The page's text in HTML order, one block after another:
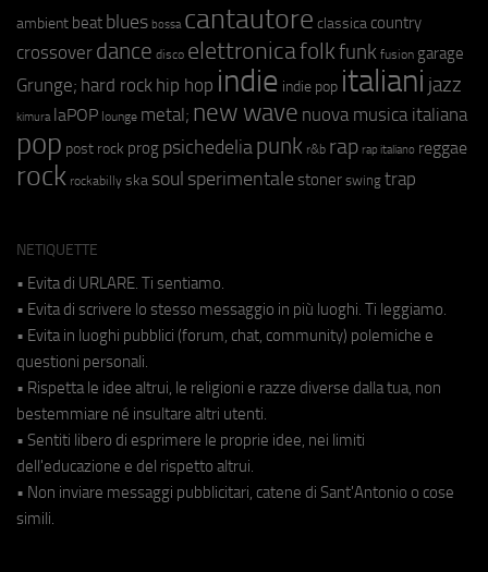
ambient beat blues bossa cantautore classica country
crossover dance disco elettronicafolkfunk fusion garage
Grunge; hard rock hip hop indie indie pop italiani jazz
kimura laPOP lounge metal; new wave nuova musica italiana
pop post rock prog psichedeliapunk r&b rap rap italiano reggae
rock rockabilly ska soul sperimentale stoner swing trap
NETIQUETTE
• Evita di URLARE. Ti sentiamo.
• Evita di scrivere lo stesso messaggio in più luoghi. Ti leggiamo.
• Evita in luoghi pubblici (forum, chat, community) polemiche e
questioni personali.
• Rispetta le idee altrui, le religioni e razze diverse dalla tua, non
bestemmiare né insultare altri utenti.
• Sentiti libero di esprimere le proprie idee, nei limiti
dell'educazione e del rispetto altrui.
• Non inviare messaggi pubblicitari, catene di Sant'Antonio o cose
simili.